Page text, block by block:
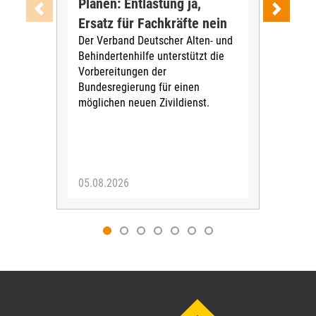
Plänen: Entlastung ja,
Ersatz für Fachkräfte nein
Der Verband Deutscher Alten- und
Behindertenhilfe unterstützt die
Vorbereitungen der
Bundesregierung für einen
möglichen neuen Zivildienst.
05.08.2026